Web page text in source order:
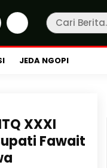
JEDA NGOPI
XXXI
Fawait